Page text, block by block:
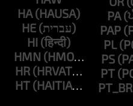
HA
HE
HI
HMN
HR
HT
PA
PAP
PL
PS
PT
PT_BR